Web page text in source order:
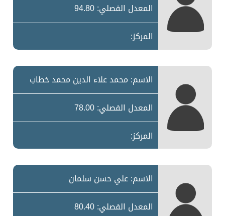
المعدل الفصلي: 94.80
المركز:
الاسم: محمد علاء الدين محمد خطاب
المعدل الفصلي: 78.00
المركز:
الاسم: علي حسن سلمان
المعدل الفصلي: 80.40